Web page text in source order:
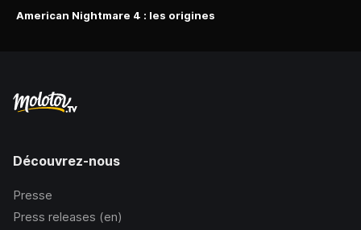
American Nightmare 4 : les origines
Découvrez-nous
Presse
Press releases (en)